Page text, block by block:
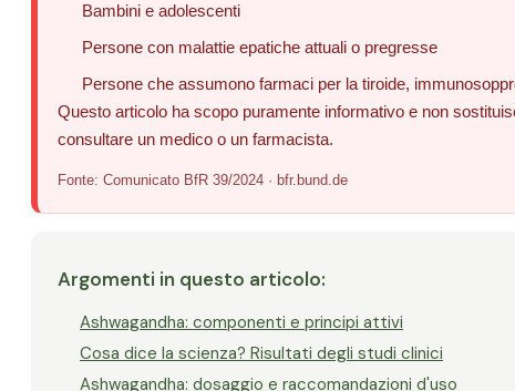
Bambini e adolescenti
Persone con malattie epatiche attuali o pregresse
Persone che assumono farmaci per la tiroide,
Questo articolo ha scopo puramente informativo e non
consultare un medico o un farmacista.
Fonte: Comunicato BfR 39/2024 · bfr.bund.de
Argomenti in questo articolo:
Ashwagandha: componenti e principi attivi
Cosa dice la scienza? Risultati degli studi clinici
Ashwagandha: dosaggio e raccomandazioni d'uso